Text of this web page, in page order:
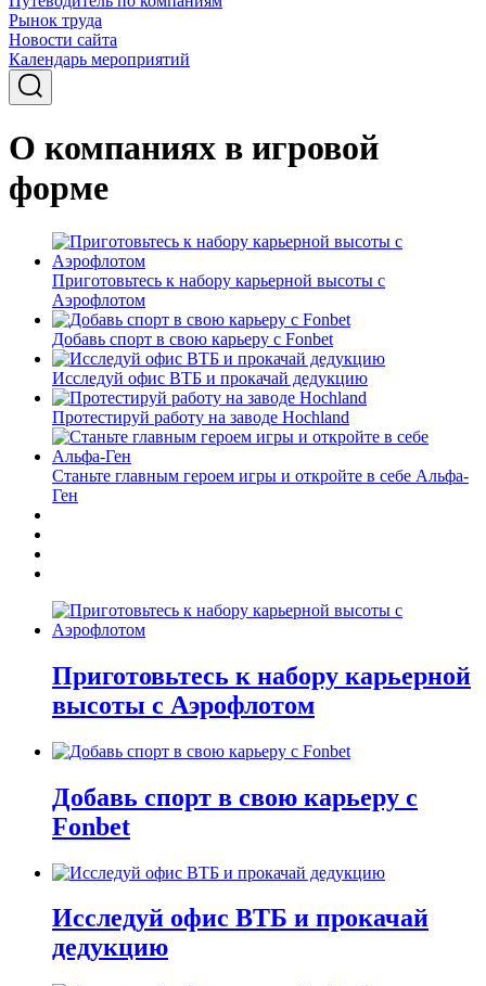
Рынок труда
Новости сайта
Календарь мероприятий
О компаниях в игровой
форме
Приготовьтесь к набору карьерной высоты с
Аэрофлотом
Добавь спорт в свою карьеру с Fonbet
Исследуй офис ВТБ и прокачай дедукцию
Протестируй работу на заводе Hochland
Станьте главным героем игры и откройте в себе Альфа-
Ген
Приготовьтесь к набору карьерной
высоты с Аэрофлотом
Добавь спорт в свою карьеру с
Fonbet
Исследуй офис ВТБ и прокачай
дедукцию